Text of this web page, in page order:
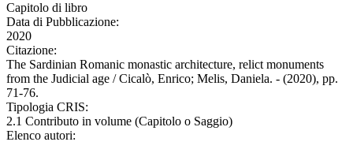
Capitolo di libro
Data di Pubblicazione:
2020
Citazione:
The Sardinian Romanic monastic architecture, relict monuments
from the Judicial age / Cicalò, Enrico; Melis, Daniela. - (2020), pp.
71-76.
Tipologia CRIS:
2.1 Contributo in volume (Capitolo o Saggio)
Elenco autori: